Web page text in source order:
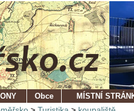
Obce MÍSTNÍ